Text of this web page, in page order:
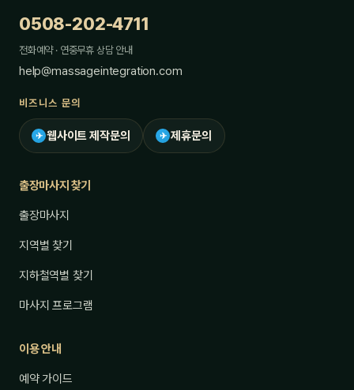
0508-202-4711
전화예약 · 연중무휴 상담 안내
help@massageintegration.com
비즈니스 문의
✈ 웹사이트 제작문의 ✈ 제휴문의
출장마사지 찾기
출장마사지
지역별 찾기
지하철역별 찾기
마사지 프로그램
이용 안내
예약 가이드